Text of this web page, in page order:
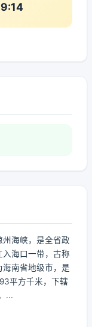
海峡，是全省政
海口一带，古称
海南省地级市，是
平方千米，下辖
...